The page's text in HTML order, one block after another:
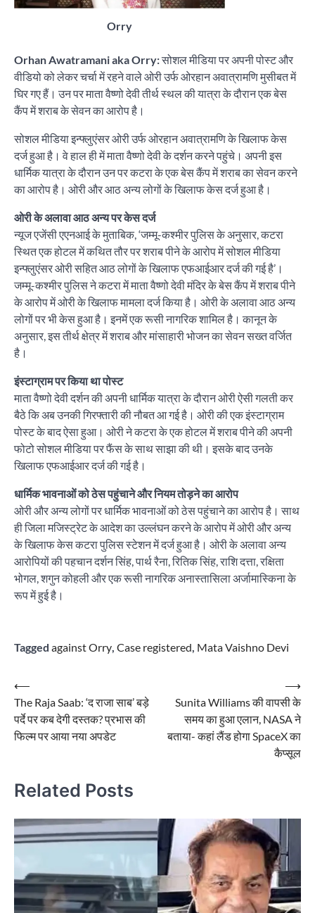
Orry
Orhan Awatramani aka Orry:सोशल मीडिया पर अपनी पोस्ट और
वीडियो को लेकर चर्चा में रहने वाले ओरी उर्फ ओरहान अवात्रामणि मुसीबत में
घिर गए हैं। उन पर माता वैष्णो देवी तीर्थ स्थल की यात्रा के दौरान एक बेस
कैंप में शराब के सेवन का आरोप है।
सोशल मीडिया इन्फ्लुएंसर ओरी उर्फ ओरहान अवात्रामणि के खिलाफ केस
दर्ज हुआ है। वे हाल ही में माता वैष्णो देवी के दर्शन करने पहुंचे। अपनी इस
धार्मिक यात्रा के दौरान उन पर कटरा के एक बेस कैंप में शराब का सेवन करने
का आरोप है। ओरी और आठ अन्य लोगों के खिलाफ केस दर्ज हुआ है।
ओरी के अलावा आठ अन्य पर केस दर्ज
न्यूज एजेंसी एएनआई के मुताबिक, ‘जम्मू-कश्मीर पुलिस के अनुसार, कटरा
स्थित एक होटल में कथित तौर पर शराब पीने के आरोप में सोशल मीडिया
इन्फ्लुएंसर ओरी सहित आठ लोगों के खिलाफ एफआईआर दर्ज की गई है’।
जम्मू-कश्मीर पुलिस ने कटरा में माता वैष्णो देवी मंदिर के बेस कैंप में शराब पीने
के आरोप में ओरी के खिलाफ मामला दर्ज किया है। ओरी के अलावा आठ अन्य
लोगों पर भी केस हुआ है। इनमें एक रूसी नागरिक शामिल है। कानून के
अनुसार, इस तीर्थ क्षेत्र में शराब और मांसाहारी भोजन का सेवन सख्त वर्जित
है।
इंस्टाग्राम पर किया था पोस्ट
माता वैष्णो देवी दर्शन की अपनी धार्मिक यात्रा के दौरान ओरी ऐसी गलती कर
बैठे कि अब उनकी गिरफ्तारी की नौबत आ गई है। ओरी की एक इंस्टाग्राम
पोस्ट के बाद ऐसा हुआ। ओरी ने कटरा के एक होटल में शराब पीने की अपनी
फोटो सोशल मीडिया पर फैंस के साथ साझा की थी। इसके बाद उनके
खिलाफ एफआईआर दर्ज की गई है।
धार्मिक भावनाओं को ठेस पहुंचाने और नियम तोड़ने का आरोप
ओरी और अन्य लोगों पर धार्मिक भावनाओं को ठेस पहुंचाने का आरोप है। साथ
ही जिला मजिस्ट्रेट के आदेश का उल्लंघन करने के आरोप में ओरी और अन्य
के खिलाफ केस कटरा पुलिस स्टेशन में दर्ज हुआ है। ओरी के अलावा अन्य
आरोपियों की पहचान दर्शन सिंह, पार्थ रैना, रितिक सिंह, राशि दत्ता, रक्षिता
भोगल, शगुन कोहली और एक रूसी नागरिक अनास्तासिला अर्जामास्किना के
रूप में हुई है।
Tagged against Orry, Case registered, Mata Vaishno Devi
Post
navigation
⟵
The Raja Saab: ‘द राजा साब’ बड़े
पर्दे पर कब देगी दस्तक? प्रभास की
फिल्म पर आया नया अपडेट
Sunita Williams की वापसी के
समय का हुआ एलान, NASA ने
बताया- कहां लैंड होगा SpaceX का
कैप्सूल
⟶
Related Posts